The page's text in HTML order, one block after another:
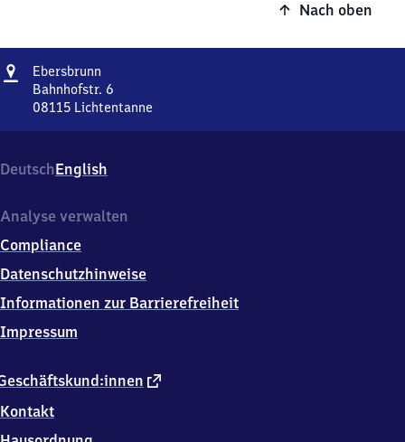
Nach oben
Adresse
Ebersbrunn
Bahnhofstr. 6
08115 Lichtentanne
6,
0
1
5
Lichtentanne
DeutschEnglish
externer
Kontakt
Analyse verwalten
Compliance
Datenschutzhinweise
Informationen zur Barrierefreiheit
Impressum